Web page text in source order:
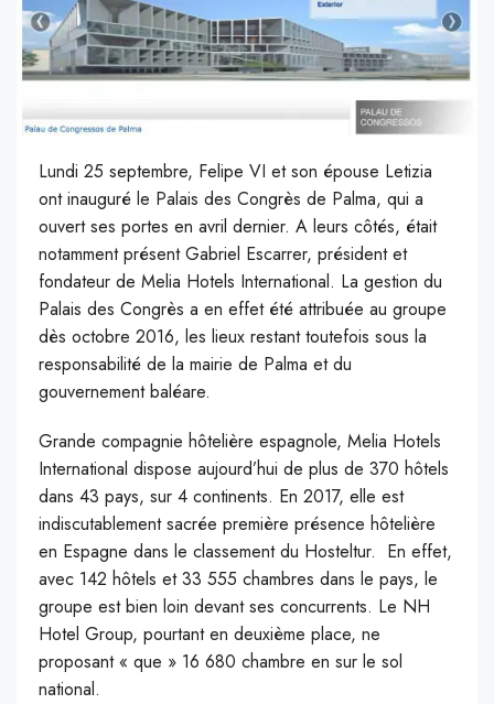
Lundi 25 septembre, Felipe VI et son épouse Letizia
ont inauguré le Palais des Congrès de Palma, qui a
ouvert ses portes en avril dernier. A leurs côtés, était
notamment présent Gabriel Escarrer, président et
fondateur de Melia Hotels International. La gestion du
Palais des Congrès a en effet été attribuée au groupe
dès octobre 2016, les lieux restant toutefois sous la
responsabilité de la mairie de Palma et du
gouvernement baléare.
Grande compagnie hôtelière espagnole, Melia Hotels
International dispose aujourd’hui de plus de 370 hôtels
dans 43 pays, sur 4 continents. En 2017, elle est
indiscutablement sacrée première présence hôtelière
en Espagne dans le classement du Hosteltur. En effet,
avec 142 hôtels et 33 555 chambres dans le pays, le
groupe est bien loin devant ses concurrents. Le NH
Hotel Group, pourtant en deuxième place, ne
proposant « que » 16 680 chambre en sur le sol
national.